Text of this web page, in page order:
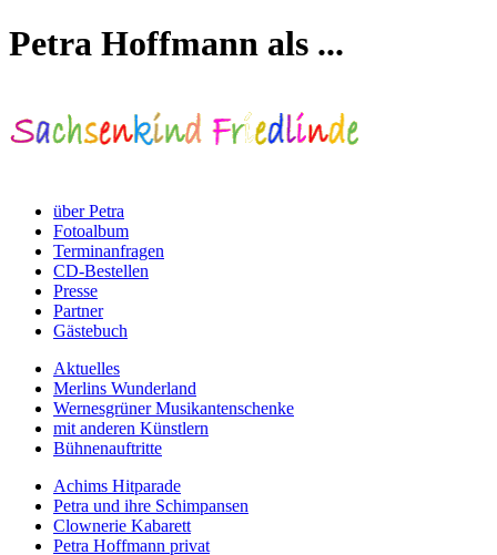
Petra Hoffmann als ...
über Petra
Fotoalbum
Terminanfragen
CD-Bestellen
Presse
Partner
Gästebuch
Aktuelles
Merlins Wunderland
Wernesgrüner Musikantenschenke
mit anderen Künstlern
Bühnenauftritte
Achims Hitparade
Petra und ihre Schimpansen
Clownerie Kabarett
Petra Hoffmann privat